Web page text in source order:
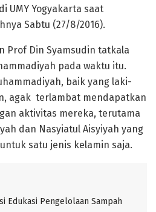
UMY Yogyakarta saat
Sabtu (27/8/2016).
Prof Din Syamsudin tatkala
pada waktu itu.
baik yang laki-
agak terlambat mendapatkan
aktivitas mereka, terutama
dan Nasyiatul Aisyiyah yang
satu jenis kelamin saja.
Edukasi Pengelolaan Sampah